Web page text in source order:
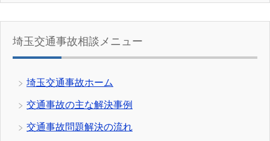
埼玉交通事故相談メニュー
埼玉交通事故ホーム
交通事故の主な解決事例
交通事故問題解決の流れ